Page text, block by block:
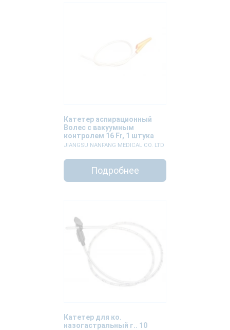
Катетер аспирационный
Волес с вакуумным
контролем 16 Fr, 1 штука
JIANGSU NANFANG MEDICAL CO. LTD
Подробнее
Катетер для ко.
назогастральный г.. 10